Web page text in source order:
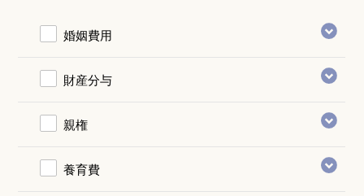
婚姻費用
財産分与
親権
養育費